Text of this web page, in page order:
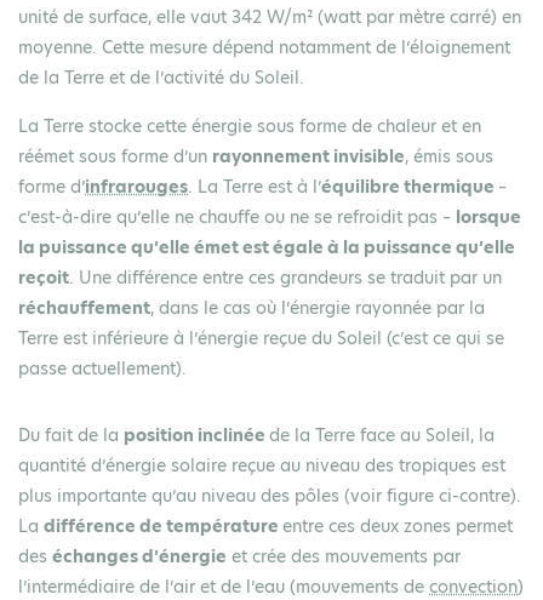
unité de surface, elle vaut 342 W/m² (watt par mètre carré) en
moyenne. Cette mesure dépend notamment de l’éloignement
de la Terre et de l’activité du Soleil.
La Terre stocke cette énergie sous forme de chaleur et en
réémet sous forme d’un rayonnement invisible, émis sous
forme d’infrarouges. La Terre est à l’équilibre thermique –
c’est-à-dire qu’elle ne chauffe ou ne se refroidit pas – lorsque
la puissance qu’elle émet est égale à la puissance qu’elle
reçoit. Une différence entre ces grandeurs se traduit par un
réchauffement, dans le cas où l’énergie rayonnée par la
Terre est inférieure à l’énergie reçue du Soleil (c’est ce qui se
passe actuellement).
Du fait de la position inclinée de la Terre face au Soleil, la
quantité d’énergie solaire reçue au niveau des tropiques est
plus importante qu’au niveau des pôles (voir figure ci-contre).
La différence de température entre ces deux zones permet
des échanges d’énergie et crée des mouvements par
l’intermédiaire de l’air et de l’eau (mouvements de convection)